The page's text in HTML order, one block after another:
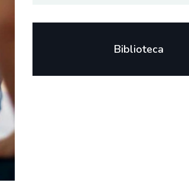
Biblioteca